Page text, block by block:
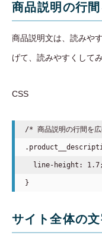
商品説明の行
商品説明文は、読みや
げて、読みやすくして
CSS
/* 商品説明の行間を
サイト全体の